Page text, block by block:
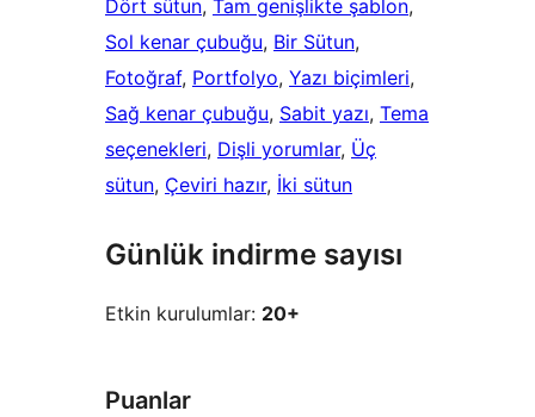
Dört sütun, Tam genişlikte şablon
Sol kenar çubuğu, Bir Sütun
Fotoğraf, Portfolyo, Yazı biçimleri
Sağ kenar çubuğu, Sabit yazı, Tema
seçenekleri, Dişli yorumlar, Üç
sütun, Çeviri hazır, İki sütun
Günlük indirme sayısı
Etkin kurulumlar: 20+
Puanlar